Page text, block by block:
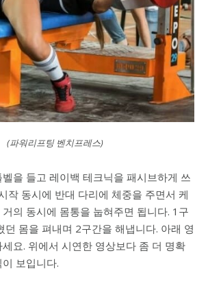
(파워리프팅 벤치프레스)
을 들고 레이백 테크닉을 패시브하게 쓰
작 동시에 반대 다리에 체중을 주면서 케
의 동시에 몸통을 눕혀주면 됩니다. 1구
던 몸을 펴내며 2구간을 해냅니다. 아래 영
요. 위에서 시연한 영상보다 좀 더 명확
보입니다.